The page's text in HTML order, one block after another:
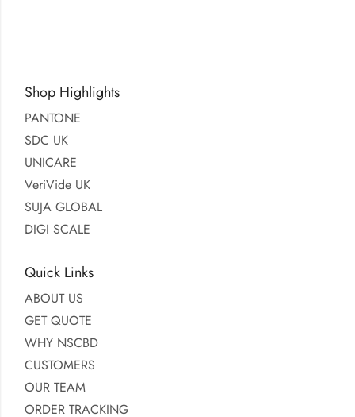
Shop Highlights
PANTONE
SDC UK
UNICARE
VeriVide UK
SUJA GLOBAL
DIGI SCALE
Quick Links
ABOUT US
GET QUOTE
WHY NSCBD
CUSTOMERS
OUR TEAM
ORDER TRACKING